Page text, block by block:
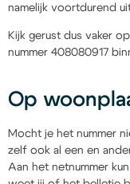
namelijk voortdurend
Kijk gerust dus vaker
nummer 408080917
Op
Mocht je het nummer
zelf ook al een en
Aan het netnummer